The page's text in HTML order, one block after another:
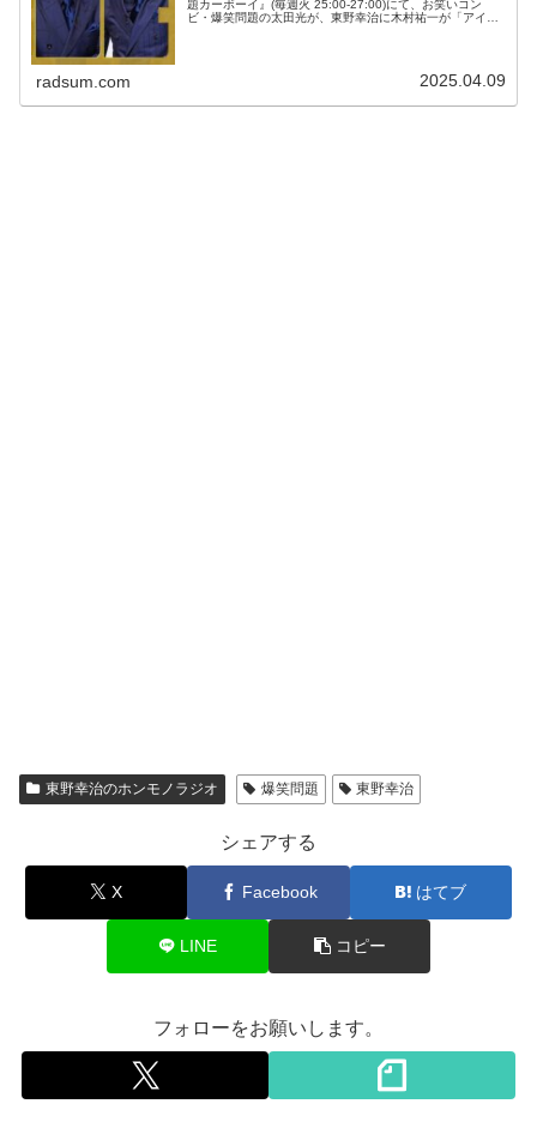
題カーボーイ』(毎週火 25:00-27:00)にて、お笑いコン
ビ・爆笑問題の太田光が、東野幸治に木村祐一が「アイツ
radsum.com 2025.04.09
東野幸治のホンモノラジオ 爆笑問題 東野幸治
シェアする
X Facebook はてブ
LINE コピー
フォローをお願いします。